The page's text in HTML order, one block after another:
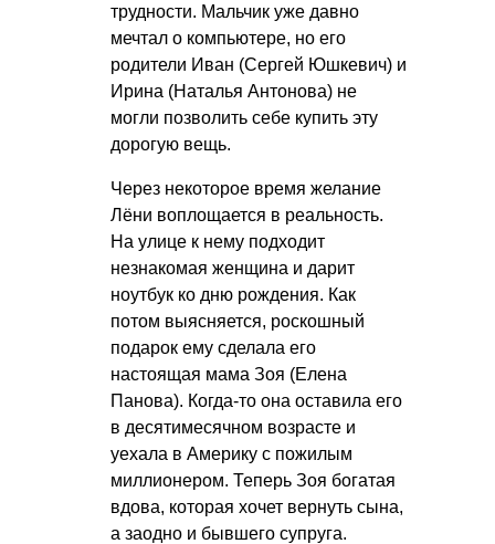
трудности. Мальчик уже давно
мечтал о компьютере, но его
родители Иван (Сергей Юшкевич) и
Ирина (Наталья Антонова) не
могли позволить себе купить эту
дорогую вещь.
Через некоторое время желание
Лёни воплощается в реальность.
На улице к нему подходит
незнакомая женщина и дарит
ноутбук ко дню рождения. Как
потом выясняется, роскошный
подарок ему сделала его
настоящая мама Зоя (Елена
Панова). Когда-то она оставила его
в десятимесячном возрасте и
уехала в Америку с пожилым
миллионером. Теперь Зоя богатая
вдова, которая хочет вернуть сына,
а заодно и бывшего супруга.